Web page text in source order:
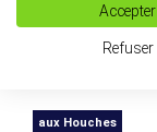
aux Houches
Accepter
Refuser